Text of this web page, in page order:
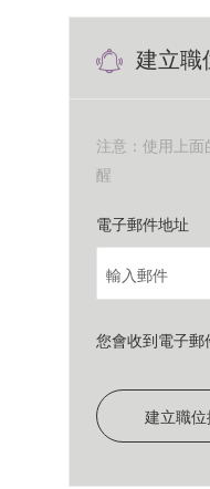
中
搜
滑
塊
建立職
注意：使用上面
醒
電子郵件地址
您會收到電子郵
建立職位